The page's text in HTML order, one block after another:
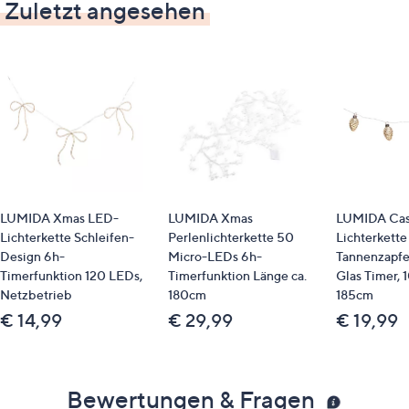
Zuletzt angesehen
LUMIDA Xmas LED-
Lichterkette Schleifen-
Design 6h-
Timerfunktion 120 LEDs,
Netzbetrieb
€ 14,99
LUMIDA Xmas
Perlenlichterkette 50
Micro-LEDs 6h-
Timerfunktion Länge ca.
180cm
€ 29,99
LUMIDA
Lichterkette
Glas Timer,
185cm
€ 19,99
Bewertungen & Fragen